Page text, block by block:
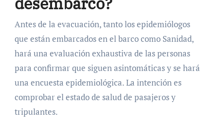
Antes de la evacuación, tanto los epidemiólogos
que están embarcados en el barco como Sanidad,
hará una evaluación exhaustiva de las personas
para confirmar que siguen asintomáticas y se hará
una encuesta epidemiológica. La intención es
comprobar el estado de salud de pasajeros y
tripulantes.